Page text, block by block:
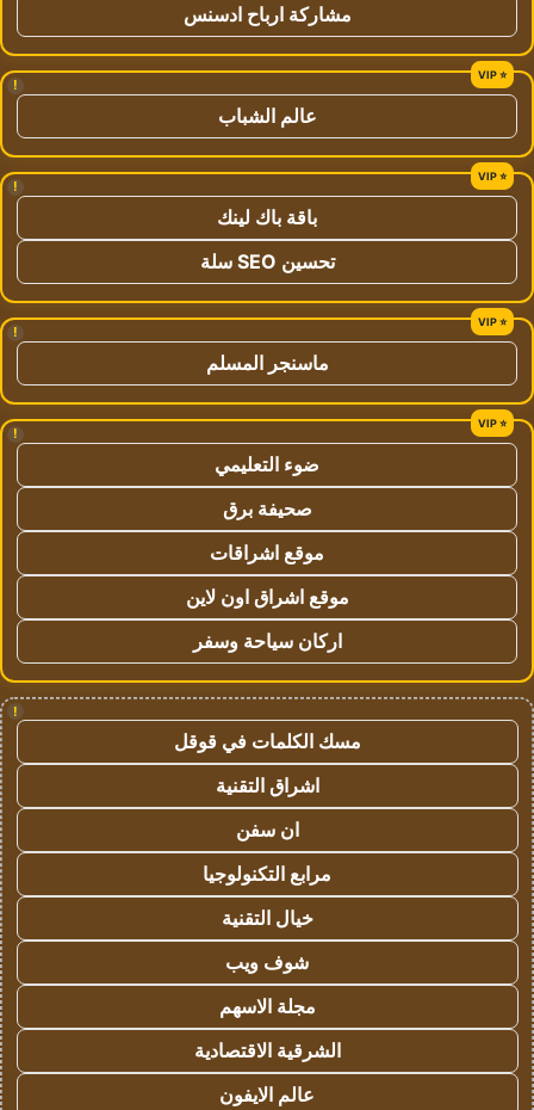
مشاركة ارباح ادسنس
!
عالم الشباب
!
باقة باك لينك
تحسين SEO سلة
!
ماسنجر المسلم
!
ضوء التعليمي
صحيفة برق
موقع اشراقات
موقع اشراق اون لاين
اركان سياحة وسفر
!
مسك الكلمات في قوقل
اشراق التقنية
ان سفن
مرابع التكنولوجيا
خيال التقنية
شوف ويب
مجلة الاسهم
الشرقية الاقتصادية
عالم الايفون